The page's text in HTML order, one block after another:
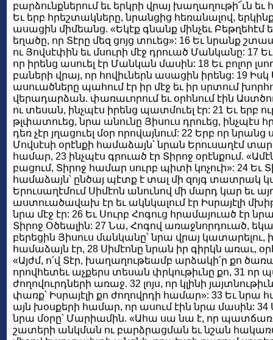
բարձունքներում եւ երկրի վրայ խաղաղութի՜ւն եւ
Եւ երբ հրեշտակները, նրանցից հեռանալով,
ասացին միմեանց. «Եկէք գնանք մինչեւ Բեթղեհէմ
եղածը, որ Տէրը մեզ ցոյց տուեց»: 16 Եւ նրանք
ու Յովսէփին եւ մսուրի մէջ դրուած Մանկանը: 17
որ իրենց ասուել էր Մանկան մասին: 18 Եւ բոլոր
բաների վրայ, որ հովիւներն ասացին իրենց: 19
ասուածները պահում էր իր մէջ եւ իր սրտում
վերադարձան. փառաւորում եւ օրհնում էին
ու տեսան, ինչպէս իրենց պատմուել էր: 21 Եւ երբ
թլփատուեց, նրա անունը Յիսուս դրուեց, ինչպէս
դեռ չէր յղացուել մօր որովայնում: 22 Երբ որ
Մովսէսի օրէնքի համաձայն՝ նրան Երուսաղէմ
համար, 23 ինչպէս գրուած էր Տիրոջ օրէնքում.
բացում, Տիրոջ համար սուրբ պիտի կոչուի»: 24 Եւ
համաձայն՝ ընծայ պէտք է տալ մի զոյգ տատրակ
Երուսաղէմում Սիմէոն անունով մի մարդ կար եւ
աստուածավախ էր եւ ակնկալում էր Իսրայէլի
նրա մէջ էր: 26 Եւ Սուրբ Հոգուց հրամայուած էր
Տիրոջ Օծեալին: 27 Նա, Հոգով առաջնորդուած,
բերեցին Յիսուս մանկանը՝ նրա վրայ կատարելու,
համաձայն էր, 28 Սիմէոնը նրան իր գիրկն առաւ,
«Այժմ, ո՛վ Տէր, խաղաղութեամբ արձակի՛ր քո
որովհետեւ աչքերս տեսան փրկութիւնը քո, 31 որ
ժողովուրդների առաջ. 32 լոյս, որ կլինի
փառք՝ Իսրայէլի քո ժողովրդի համար»: 33 Եւ նրա
այն խօսքերի համար, որ ասում էին նրա մասին:
նրա մօրը՝ Մարիամին. «Ահա սա նա է, որ պատճառ է
շատերի անկման ու բարձրացման եւ նշան